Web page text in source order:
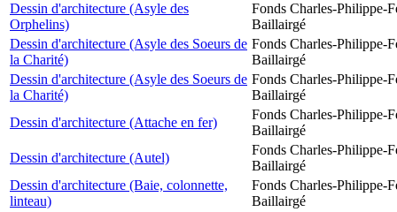
Dessin d'architecture (Asyle des
Orphelins)
Fonds Charles-Philippe-
Baillairgé
Dessin d'architecture (Asyle des Soeurs de
la Charité)
Fonds Charles-Philippe-
Baillairgé
Dessin d'architecture (Asyle des Soeurs de
la Charité)
Fonds Charles-Philippe-
Baillairgé
Dessin d'architecture (Attache en fer)
Fonds Charles-Philippe-
Baillairgé
Dessin d'architecture (Autel)
Fonds Charles-Philippe-
Baillairgé
Dessin d'architecture (Baie, colonnette,
linteau)
Fonds Charles-Philippe-
Baillairgé